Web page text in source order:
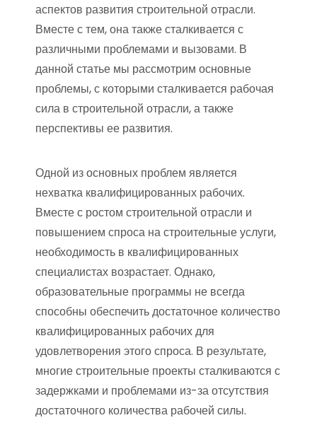
аспектов развития строительной отрасли.
Вместе с тем, она также сталкивается с
различными проблемами и вызовами. В
данной статье мы рассмотрим основные
проблемы, с которыми сталкивается рабочая
сила в строительной отрасли, а также
перспективы ее развития.
Одной из основных проблем является
нехватка квалифицированных рабочих.
Вместе с ростом строительной отрасли и
повышением спроса на строительные услуги,
необходимость в квалифицированных
специалистах возрастает. Однако,
образовательные программы не всегда
способны обеспечить достаточное количество
квалифицированных рабочих для
удовлетворения этого спроса. В результате,
многие строительные проекты сталкиваются с
задержками и проблемами из-за отсутствия
достаточного количества рабочей силы.